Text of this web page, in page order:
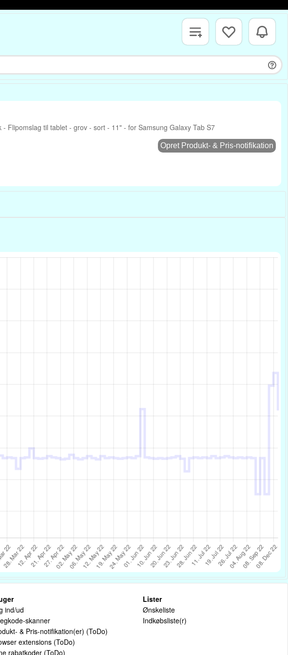
Flipomslag til tablet - grov - sort - 11" - for Samsung Galaxy Tab S7
Opret Produkt- & Pris-notifikation
ind/ud
skanner
& Pris-notifikation(er) (ToDo)
extensions (ToDo)
rabatkoder (ToDo)
Lister
Ønskeliste
Indkøbsliste(r)